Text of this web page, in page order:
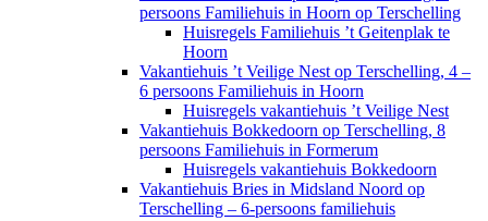
persoons Familiehuis in Hoorn op Terschelling
Huisregels Familiehuis ’t Geitenplak te
Hoorn
Vakantiehuis ’t Veilige Nest op Terschelling, 4 –
6 persoons Familiehuis in Hoorn
Huisregels vakantiehuis ’t Veilige Nest
Vakantiehuis Bokkedoorn op Terschelling, 8
persoons Familiehuis in Formerum
Huisregels vakantiehuis Bokkedoorn
Vakantiehuis Bries in Midsland Noord op
Terschelling – 6-persoons familiehuis